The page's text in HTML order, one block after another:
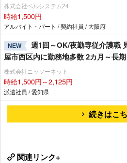
株式会社ベルシステム24
時給1,500円
アルバイト・パート / 契約社員 / 大阪府
NEW
週1回～OK/夜勤専従介護職
屋市西区内に勤務地多数 2カ月～長期
株式会社ニッソーネット
時給1,500円～2,125円
派遣社員 / 愛知県
続きはこ
関連リンク+